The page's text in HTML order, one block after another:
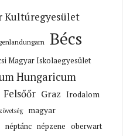
Kultúregyesület
Bécs
Magyar Iskolaegyesület
Hungaricum
Felsőőr Graz Irodalom
magyar
néptánc népzene oberwart